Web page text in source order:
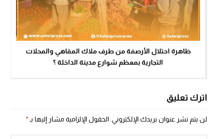
ظاهرة احتلال الأرصفة من طرف ملاك المقاهي والمحلات
التجارية بمعظم شوارع مدينة الداخلة ؟
اترك تعليق
لن يتم نشر عنوان بريدك الإلكتروني. الحقول الإلزامية مشار إليها بـ*